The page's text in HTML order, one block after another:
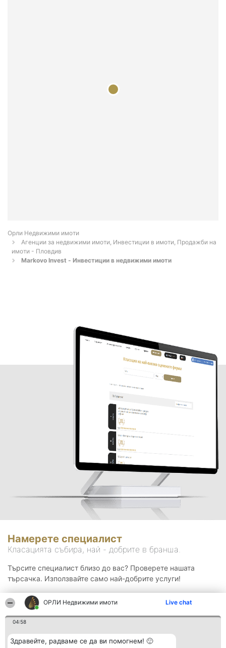
ОРЛИ Недвижими имоти Live chat
04:58
Здравейте, радваме се да ви помогнем! 🙂
Орли Недвижими имоти
Агенции за недвижими имоти, Инвестиции в имоти, Продажби на
имоти - Пловдив
Markovo Invest - Инвестиции в недвижими имоти
Намерете специалист
Класацията събира, най - добрите в бранша.
Търсите специалист близо до вас? Проверете нашата
търсачка. Използвайте само най-добрите услуги!